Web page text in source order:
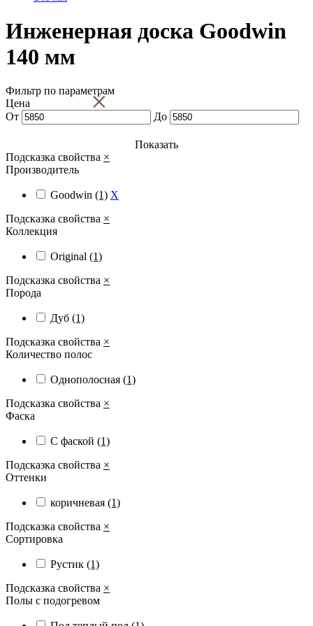
Инженерная доска Goodwin
140 мм
Фильтр по параметрам
×
Цена
От
До
Показать
Подсказка свойства ×
Производитель
Goodwin (1) X
Подсказка свойства ×
Коллекция
Original (1)
Подсказка свойства ×
Порода
Дуб (1)
Подсказка свойства ×
Количество полос
Однополосная (1)
Подсказка свойства ×
Фаска
С фаской (1)
Подсказка свойства ×
Оттенки
коричневая (1)
Подсказка свойства ×
Сортировка
Рустик (1)
Подсказка свойства ×
Полы с подогревом